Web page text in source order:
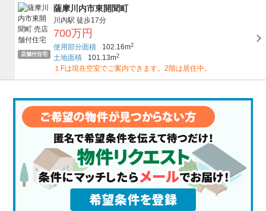
店舗付住宅
薩摩川内市東開聞町
川内駅 徒歩17分
700万円
使用部分面積 102.16m2
土地面積 101.13m2
１Fは現在空室でご案内できます。2階は居住中。